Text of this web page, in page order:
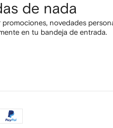
de nada
promociones, novedades
en tu bandeja de entrada.